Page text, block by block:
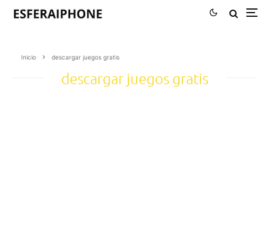
Inicio descargar juegos gratis
descargar juegos gratis